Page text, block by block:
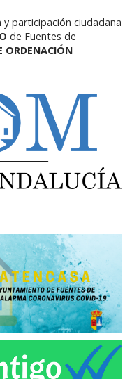
participación ciudadana
de Fuentes de
ORDENACIÓN